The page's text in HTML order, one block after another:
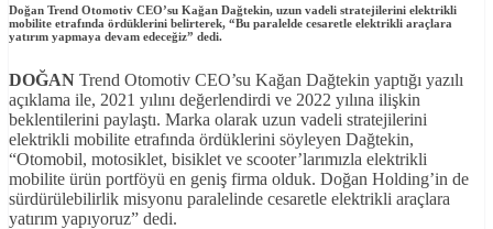
Doğan Trend Otomotiv CEO’su Kağan Dağtekin, uzun vadeli stratejilerini elektrikli
mobilite etrafında ördüklerini belirterek, “Bu paralelde cesaretle elektrikli araçlara
yatırım yapmaya devam edeceğiz” dedi.
DOĞAN Trend Otomotiv CEO’su Kağan Dağtekin yaptığı yazılı
açıklama ile, 2021 yılını değerlendirdi ve 2022 yılına ilişkin
beklentilerini paylaştı. Marka olarak uzun vadeli stratejilerini
elektrikli mobilite etrafında ördüklerini söyleyen Dağtekin,
“Otomobil, motosiklet, bisiklet ve scooter’larımızla elektrikli
mobilite ürün portföyü en geniş firma olduk. Doğan Holding’in de
sürdürülebilirlik misyonu paralelinde cesaretle elektrikli araçlara
yatırım yapıyoruz” dedi.